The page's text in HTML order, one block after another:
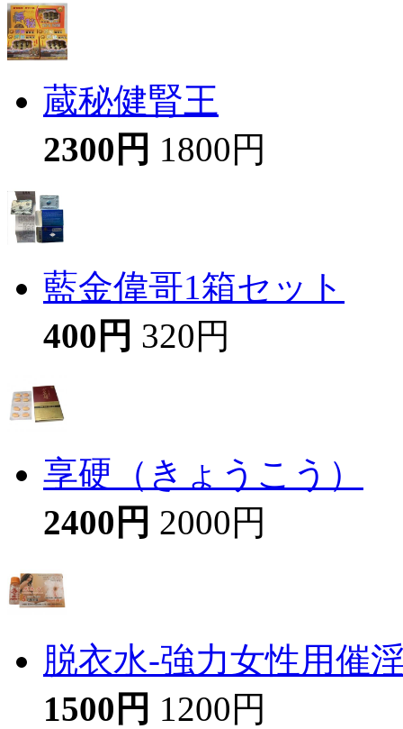
蔵秘健腎王
2300円 1800円
藍金偉哥1箱セット
400円 320円
享硬（きょうこう）
2400円 2000円
脱衣水-強力女性用催
1500円 1200円